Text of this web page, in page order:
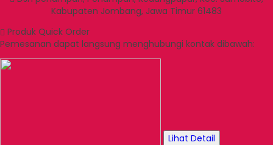
Kabupaten Jombang, Jawa Timur 61483
Produk Quick Order
Pemesanan dapat langsung menghubungi kontak dibawah:
Lihat Detail